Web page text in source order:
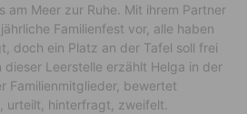
am Meer zur Ruhe. Mit ihrem Partner
Familienfest vor, alle haben
doch ein Platz an der Tafel soll frei
Leerstelle erzählt Helga in der
Familienmitglieder, bewertet
urteilt, hinterfragt, zweifelt.